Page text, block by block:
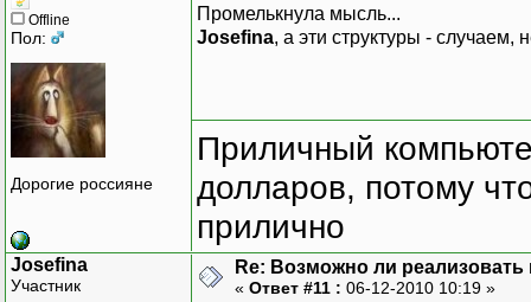
Offline
Пол:
Дорогие россияне
Промелькнула мысль...
Josefina, а эти структуры - случаем,
Приличный
долларов, потому
прилично
Josefina
Участник
Re: Возможно ли
« Ответ #11 : 06-12-2010 10:19 »